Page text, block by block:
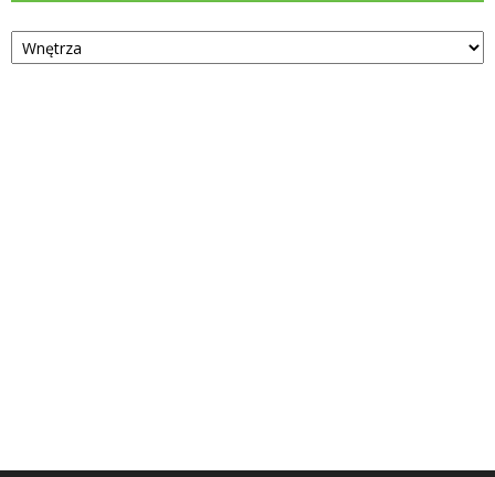
Kategorie